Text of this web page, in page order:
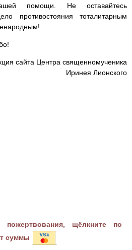
помощи. Не оставайтесь
противостояния тоталитарным
сайта Центра священномученика
Иринея Лионского
щёлкните по
суммы